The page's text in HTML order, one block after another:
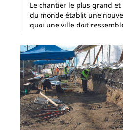
Le chantier le plus grand
du monde établit une
quoi une ville doit